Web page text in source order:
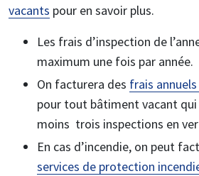
vacants pour en savoir plus.
Les frais d’inspection de
maximum une fois par année.
On facturera des frais
pour tout bâtiment vacant qui
moins trois inspections en
En cas d’incendie, on peut
services de protection